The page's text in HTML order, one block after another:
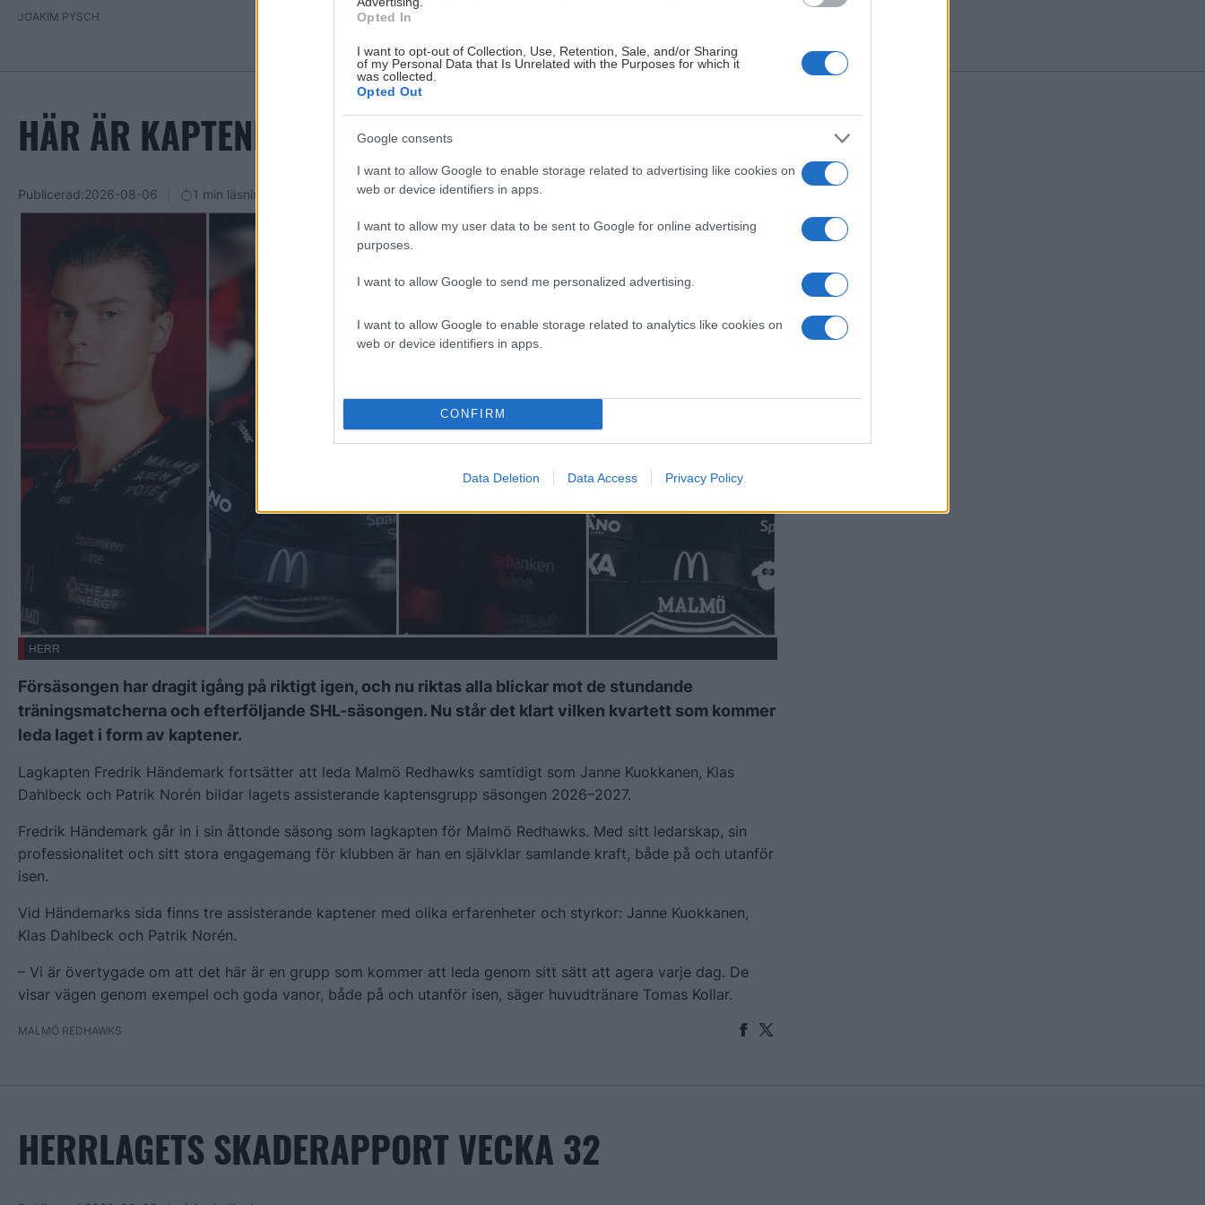
Opted In
I want to opt-out of Collection, Use, Retention, Sale, and/or Sharing
of my Personal Data that Is Unrelated with the Purposes for which it
was collected.
Opted Out
Google consents
I want to allow Google to enable storage related to advertising like cookies on
web or device identifiers in apps.
I want to allow my user data to be sent to Google for online advertising
purposes.
I want to allow Google to send me personalized advertising.
I want to allow Google to enable storage related to analytics like cookies on
web or device identifiers in apps.
CONFIRM
Data Deletion Data Access Privacy Policy
JOAKIM PYSCH
HÄR ÄR KAPTENERNA FÖR SÄSONGEN 2026-2027!
Publicerad:2026-08-06 1 min läsning
HERR
Försäsongen har dragit igång på riktigt igen, och nu riktas alla blickar mot de stundande
träningsmatcherna och efterföljande SHL-säsongen. Nu står det klart vilken kvartett som kommer
leda laget i form av kaptener.
Lagkapten Fredrik Händemark fortsätter att leda Malmö Redhawks samtidigt som Janne Kuokkanen, Klas
Dahlbeck och Patrik Norén bildar lagets assisterande kaptensgrupp säsongen 2026–2027.
Fredrik Händemark går in i sin åttonde säsong som lagkapten för Malmö Redhawks. Med sitt ledarskap, sin
professionalitet och sitt stora engagemang för klubben är han en självklar samlande kraft, både på och utanför
isen.
Vid Händemarks sida finns tre assisterande kaptener med olika erfarenheter och styrkor: Janne Kuokkanen,
Klas Dahlbeck och Patrik Norén.
– Vi är övertygade om att det här är en grupp som kommer att leda genom sitt sätt att agera varje dag. De
visar vägen genom exempel och goda vanor, både på och utanför isen, säger huvudtränare Tomas Kollar.
MALMÖ REDHAWKS
HERRLAGETS SKADERAPPORT VECKA 32